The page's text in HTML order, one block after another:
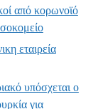
από κορωνοϊό
εταιρεία
υπόσχεται ο
για